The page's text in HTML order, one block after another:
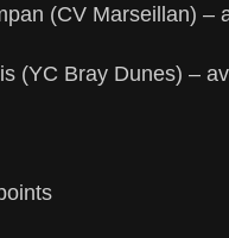
(CV Marseillan) –
(YC Bray Dunes) –